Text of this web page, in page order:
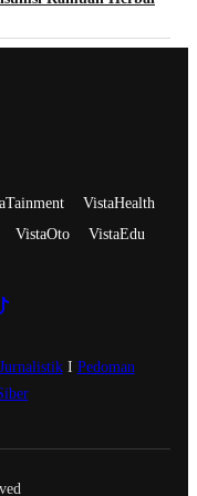
VistaHealth
VistaOto
VistaEdu
I Pedoman